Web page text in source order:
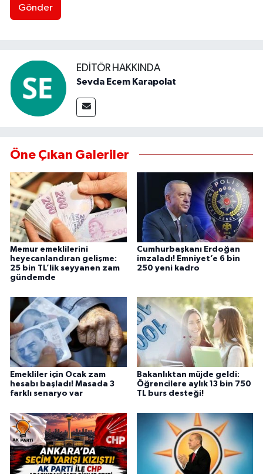
Gönder
EDITÖR HAKKINDA
Sevda Ecem Karapolat
Öne Çıkan Galeriler
Memur emeklilerini
heyecanlandıran gelişme:
25 bin TL’lik seyyanen zam
gündemde
Cumhurbaşkanı Erdoğan
imzaladı! Emniyet’e 6 bin
250 yeni kadro
Emekliler için Ocak zam
hesabı başladı! Masada 3
farklı senaryo var
Bakanlıktan müjde geldi:
Öğrencilere aylık 13 bin 750
TL burs desteği!